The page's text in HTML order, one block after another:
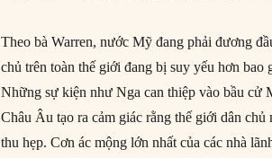
Theo bà Warren, nước Mỹ đang phải đương
chủ trên toàn thế giới đang bị suy yếu hơn
Những sự kiện như Nga can thiệp vào bầu cử
Châu Âu tạo ra cảm giác rằng thế giới dân
thu hẹp. Cơn ác mộng lớn nhất của các nhà